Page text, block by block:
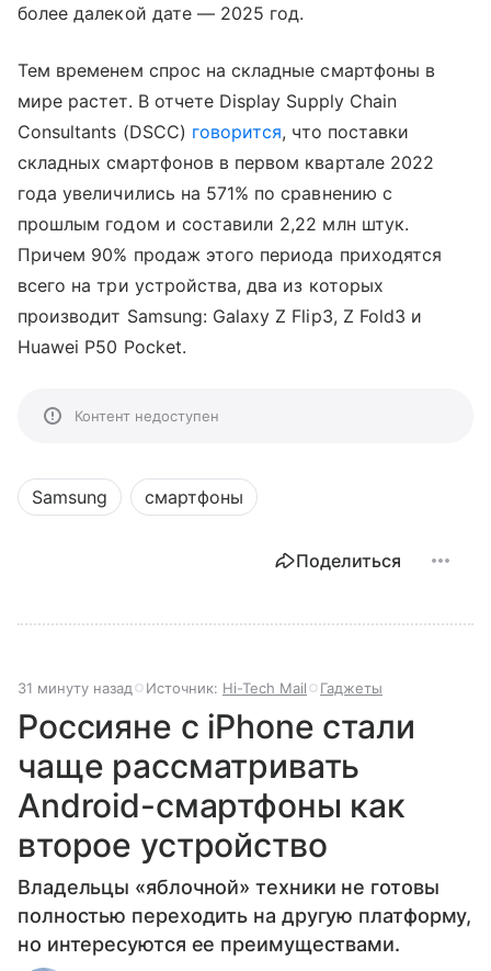
более далекой дате — 2025 год.
Тем временем спрос на складные смартфоны в
мире растет. В отчете Display Supply Chain
Consultants (DSCC) говорится, что поставки
складных смартфонов в первом квартале 2022
года увеличились на 571% по сравнению с
прошлым годом и составили 2,22 млн штук.
Причем 90% продаж этого периода приходятся
всего на три устройства, два из которых
производит Samsung: Galaxy Z Flip3, Z Fold3 и
Huawei P50 Pocket.
Контент недоступен
Samsung смартфоны
Поделиться
31 минуту назад Источник: Hi-Tech Mail Гаджеты
Россияне с iPhone стали
чаще рассматривать
Android-смартфоны как
второе устройство
Владельцы «яблочной» техники не готовы
полностью переходить на другую платформу,
но интересуются ее преимуществами.